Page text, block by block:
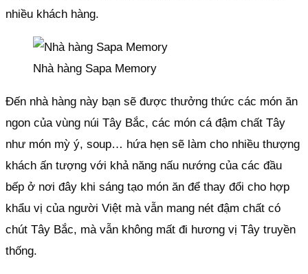
nhiều khách hàng.
Nhà hàng Sapa Memory
Đến nhà hàng này bạn sẽ được thưởng thức các món ăn
ngon của vùng núi Tây Bắc, các món cá đậm chất Tây
như món mỳ ý, soup… hứa hẹn sẽ làm cho nhiều thượng
khách ấn tượng với khả năng nấu nướng của các đầu
bếp ở nơi đây khi sáng tạo món ăn để thay đổi cho hợp
khẩu vị của người Việt mà vẫn mang nét đậm chất có
chút Tây Bắc, mà vẫn không mất đi hương vị Tây truyền
thống.